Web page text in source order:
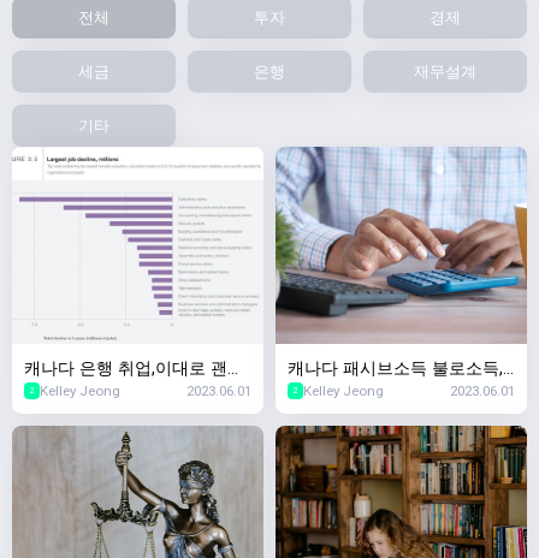
전체 투자 경제
세금 은행 재무설계
기타
캐나다 은행 취업,이대로 괜찮
나? 5년이내 사라질 직업 Top
10,2023년 세계경제포럼
2 Kelley Jeong 2023.06.01
캐나다 패시브소득 불로소득,
캐나다 부동산투자 & 캐나다
증권투자 차이
2 Kelley Jeong 2023.06.01